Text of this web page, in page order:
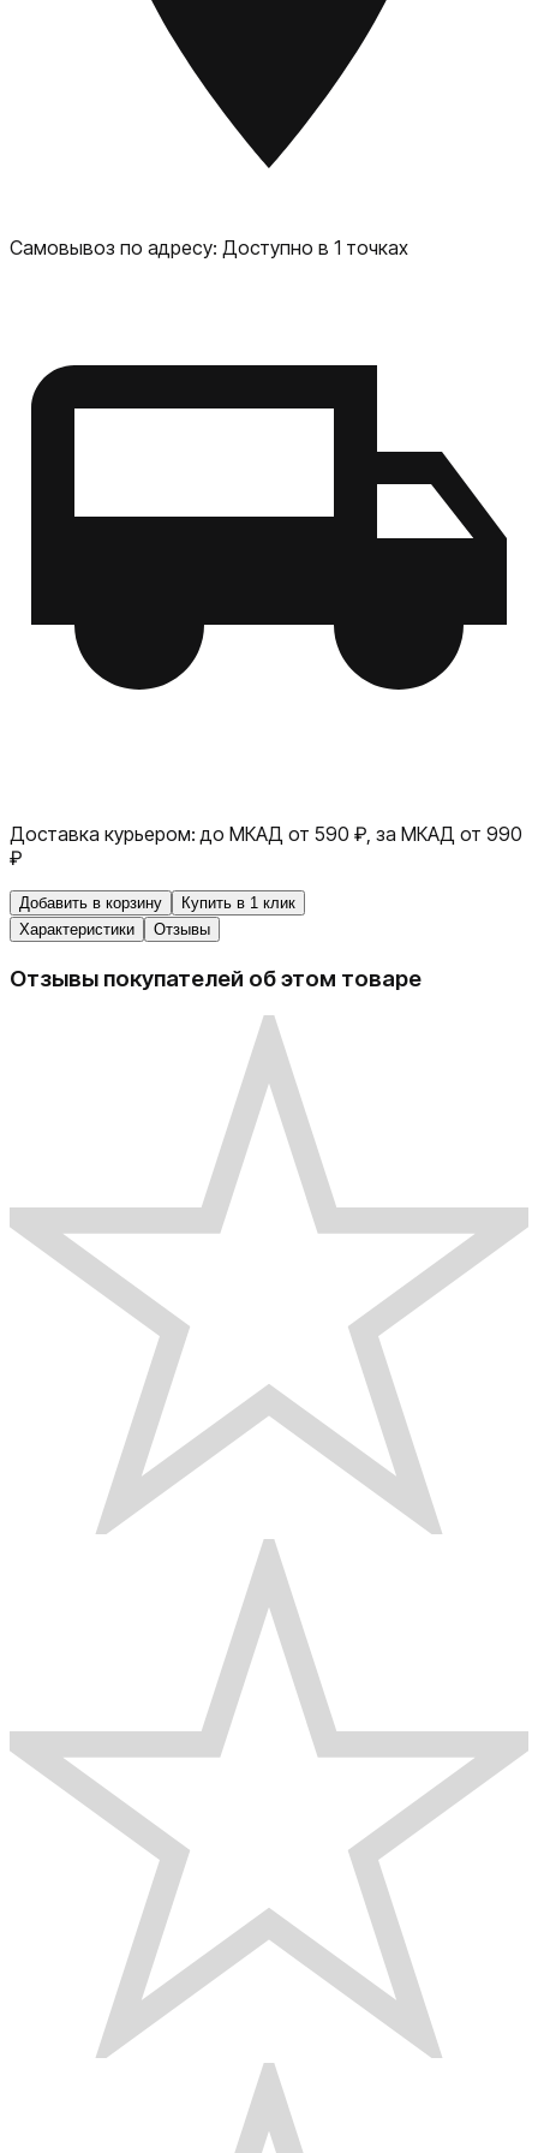
Самовывоз по адресу: Доступно в 1 точках
Доставка курьером: до МКАД от 590 ₽, за МКАД от 990
₽
Добавить в корзину
Купить в 1 клик
Характеристики
Отзывы
Отзывы покупателей об этом товаре